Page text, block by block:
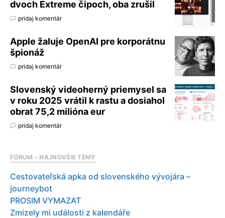
dvoch Extreme čipoch, oba zrušil
pridaj komentár
Apple žaluje OpenAI pre korporátnu
špionáž
pridaj komentár
Slovenský videoherný priemysel sa
v roku 2025 vrátil k rastu a dosiahol
obrat 75,2 milióna eur
pridaj komentár
FÓRUM – NAJNOVŠIE TÉMY
Cestovateľská apka od slovenského vývojára –
journeybot
PROSIM VYMAZAT
Zmizely mi události z kalendáře